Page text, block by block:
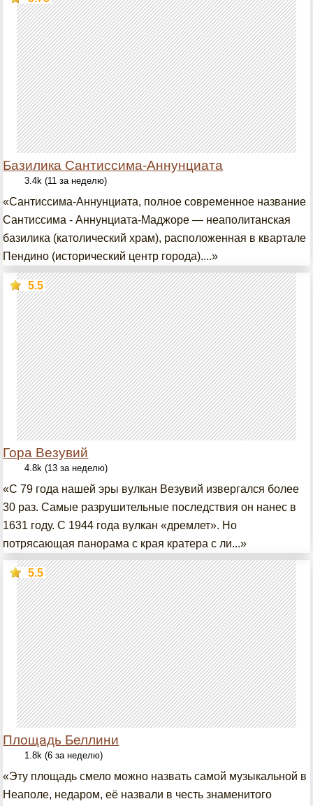
Базилика Сантиссима-Аннунциата
3.4k (11 за неделю)
«Сантиссима-Аннунциата, полное современное название
Сантиссима - Аннунциата-Маджоре — неаполитанская
базилика (католический храм), расположенная в квартале
Пендино (исторический центр города)....»
Гора Везувий
5.5
4.8k (13 за неделю)
«С 79 года нашей эры вулкан Везувий извергался более
30 раз. Самые разрушительные последствия он нанес в
1631 году. С 1944 года вулкан «дремлет». Но
потрясающая панорама с края кратера с ли...»
Площадь Беллини
5.5
1.8k (6 за неделю)
«Эту площадь смело можно назвать самой музыкальной в
Неаполе, недаром, её назвали в честь знаменитого